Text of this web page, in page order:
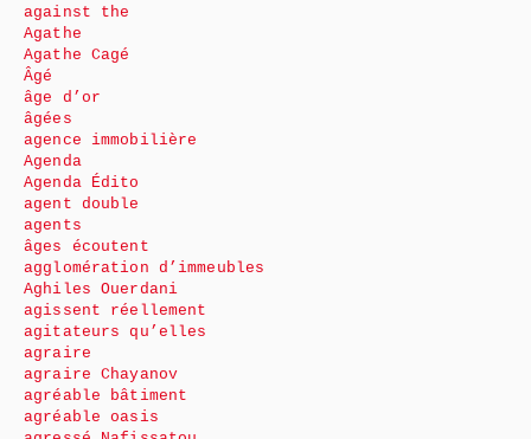
against the
Agathe
Agathe Cagé
Âgé
âge d’or
âgées
agence immobilière
Agenda
Agenda Édito
agent double
agents
âges écoutent
agglomération d’immeubles
Aghiles Ouerdani
agissent réellement
agitateurs qu’elles
agraire
agraire Chayanov
agréable bâtiment
agréable oasis